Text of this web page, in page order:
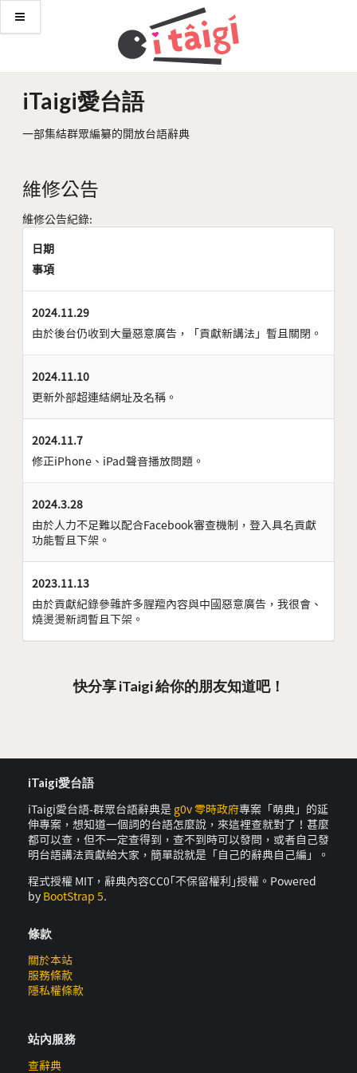
iTaigi愛台語
一部集結群眾編纂的開放台語辭典
維修公告
維修公告紀錄:
日期
事項
2024.11.29
由於後台仍收到大量惡意廣告，「貢獻新講法」暫且關閉。
2024.11.10
更新外部超連結網址及名稱。
2024.11.7
修正iPhone、iPad聲音播放問題。
2024.3.28
由於人力不足難以配合Facebook審查機制，登入具名貢獻
功能暫且下架。
2023.11.13
由於貢獻紀錄參雜許多腥羶內容與中國惡意廣告，我很會、
燒燙燙新詞暫且下架。
快分享 iTaigi 給你的朋友知道吧！
iTaigi愛台語
iTaigi愛台語-群眾台語辭典是 g0v 零時政府專案「萌典」的延
伸專案，想知道一個詞的台語怎麼說，來這裡查就對了！甚麼
都可以查，但不一定查得到，查不到時可以發問，或者自己發
明台語講法貢獻給大家，簡單說就是「自己的辭典自己編」。
程式授權 MIT，辭典內容CC0｢不保留權利｣授權。Powered
by BootStrap 5.
條款
關於本站
服務條款
隱私權條款
站內服務
查辭典